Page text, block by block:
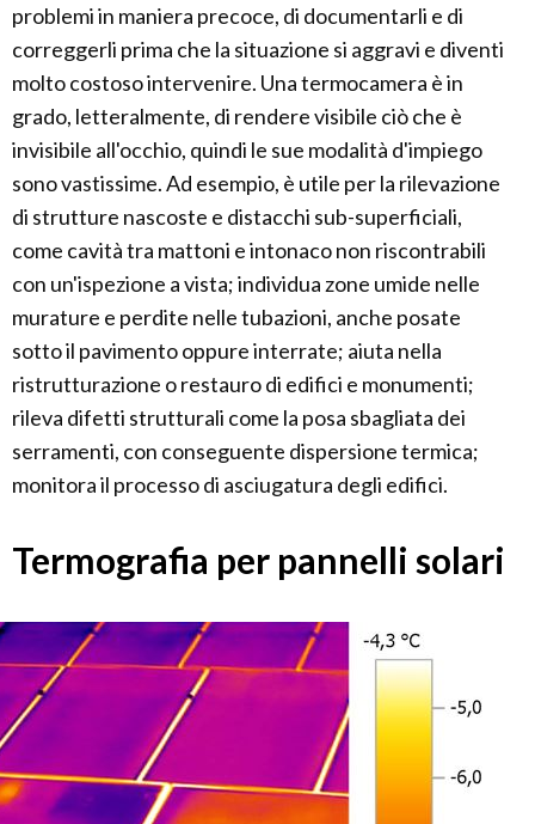
problemi in maniera precoce, di documentarli e di
correggerli prima che la situazione si aggravi e diventi
molto costoso intervenire. Una termocamera è in
grado, letteralmente, di rendere visibile ciò che è
invisibile all'occhio, quindi le sue modalità d'impiego
sono vastissime. Ad esempio, è utile per la rilevazione
di strutture nascoste e distacchi sub-superficiali,
come cavità tra mattoni e intonaco non ri­scontrabili
con un'ispezione a vista; individua zone umide nelle
murature e perdite nelle tubazioni, anche posate
sotto il pavimento oppure interrate; aiuta nella
ristrutturazione o restauro di edifici e monumenti;
rileva difetti strutturali come la posa sbagliata dei
serramenti, con conseguente dispersione termica;
monitora il processo di asciugatura degli edifici.
Termografia per pannelli solari